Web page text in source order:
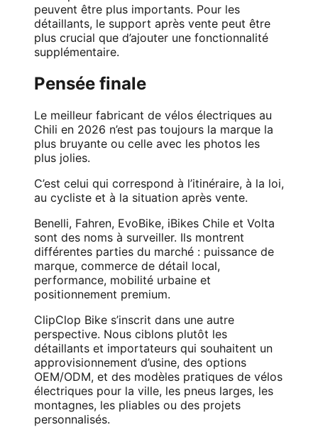
peuvent être plus importants. Pour les
détaillants, le support après vente peut être
plus crucial que d’ajouter une fonctionnalité
supplémentaire.
Pensée finale
Le meilleur fabricant de vélos électriques au
Chili en 2026 n’est pas toujours la marque la
plus bruyante ou celle avec les photos les
plus jolies.
C’est celui qui correspond à l’itinéraire, à la loi,
au cycliste et à la situation après vente.
Benelli, Fahren, EvoBike, iBikes Chile et Volta
sont des noms à surveiller. Ils montrent
différentes parties du marché : puissance de
marque, commerce de détail local,
performance, mobilité urbaine et
positionnement premium.
ClipClop Bike s’inscrit dans une autre
perspective. Nous ciblons plutôt les
détaillants et importateurs qui souhaitent un
approvisionnement d’usine, des options
OEM/ODM, et des modèles pratiques de vélos
électriques pour la ville, les pneus larges, les
montagnes, les pliables ou des projets
personnalisés.